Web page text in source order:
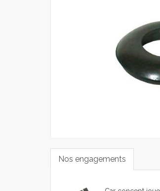
Nos engagements